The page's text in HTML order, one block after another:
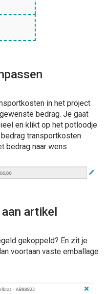
in het project
bedrag. Je gaat
en klikt op het potloodje
transportkosten
bedrag naar wens
artikel
gekoppeld? En zit je
voortaan vaste emballage